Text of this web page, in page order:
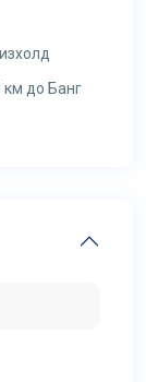
км до Банг